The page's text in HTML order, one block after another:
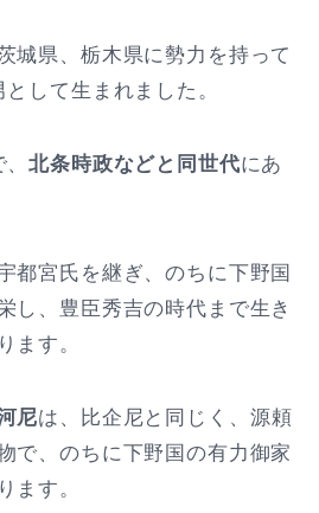
城県、栃木県に勢力を持って
として生まれました。
、北条時政などと同世代にあ
都宮氏を継ぎ、のちに下野国
し、豊臣秀吉の時代まで生き
ます。
尼は、比企尼と同じく、源頼
で、のちに下野国の有力御家
ます。